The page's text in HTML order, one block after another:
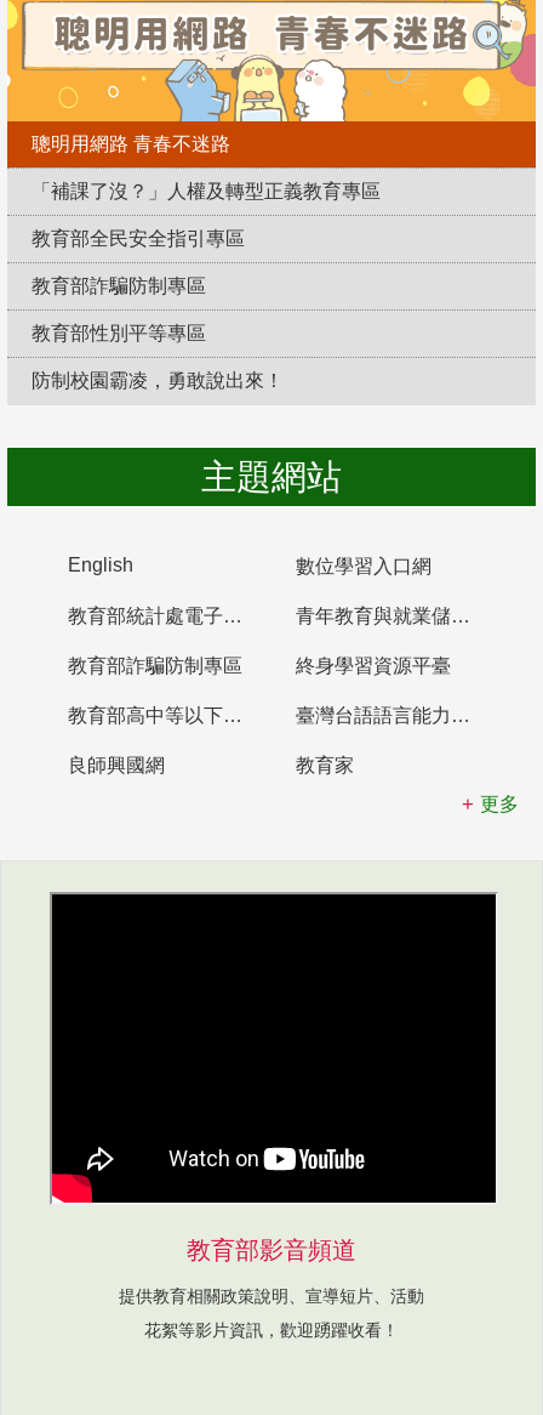
聰明用網路 青春不迷路
「補課了沒？」人權及轉型正義教育專區
教育部全民安全指引專區
教育部詐騙防制專區
教育部性別平等專區
防制校園霸凌，勇敢說出來！
主題網站
English 數位學習入口網
教育部統計處電子書櫃 青年教育與就業儲蓄帳戶
教育部詐騙防制專區 終身學習資源平臺
教育部高中等以下學校及幼兒園教師資格檢定考試 臺灣台語語言能力認證網站
良師興國網
教育家
更多
教育部影音頻道
提供教育相關政策說明、宣導短片、活動
花絮等影片資訊，歡迎踴躍收看！